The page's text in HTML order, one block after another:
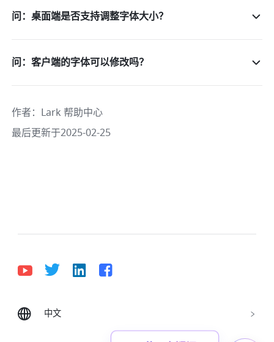
问：桌面端是否支持调整字体大小？
问：客户端的字体可以修改吗？
作者： Lark 帮助中心
最后更新于2025-02-25
中文
Deutsch English